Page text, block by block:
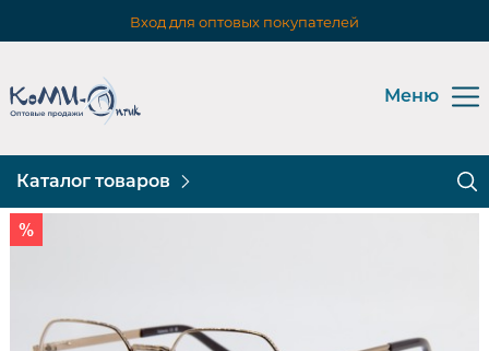
Вход для оптовых покупателей
Меню
Каталог товаров